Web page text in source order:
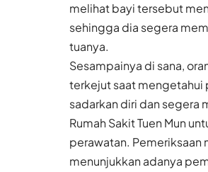
melihat bayi tersebut
sehingga dia segera
tuanya.
Sesampainya di sana,
terkejut saat mengetahui
sadarkan diri dan segera
Rumah Sakit Tuen Mun
perawatan. Pemeriksaan
menunjukkan adanya